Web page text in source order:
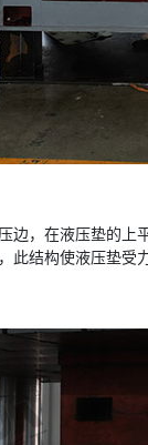
边，在液压垫的
此结构使液压垫受